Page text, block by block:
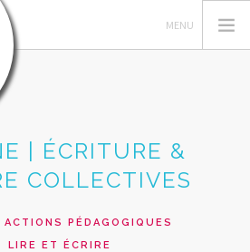
| ÉCRITURE &
COLLECTIVES
ACTIONS PÉDAGOGIQUES
LIRE ET ÉCRIRE